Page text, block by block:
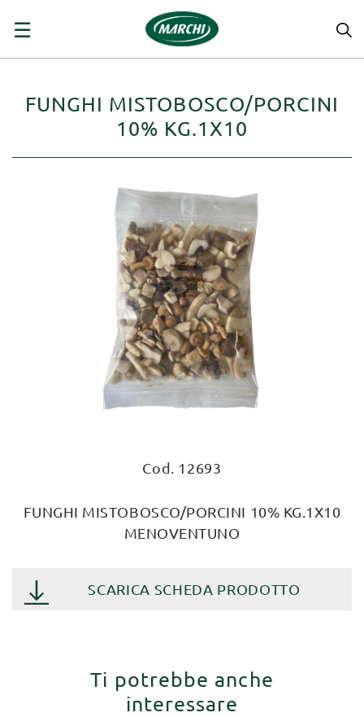
navigazione
☰
FUNGHI MISTOBOSCO/PORCINI
10% KG.1X10
Cod. 12693
FUNGHI MISTOBOSCO/PORCINI 10% KG.1X10
MENOVENTUNO
SCARICA SCHEDA PRODOTTO
Ti potrebbe anche
interessare